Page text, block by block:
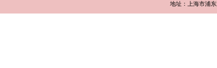
地址：上海市浦